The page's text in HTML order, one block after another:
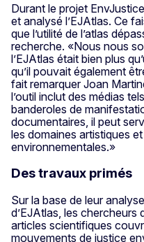
Durant le projet
et analysé l’EJAtlas. Ce
que l’utilité de l’atlas
recherche. «Nous nous
l’EJAtlas était bien plus
qu’il pouvait également
fait remarquer Joan
l’outil inclut des médias
banderoles de
documentaires, il peut
les domaines artistiques
environnementales.»
Des travaux primés
Sur la base de leur
d’EJAtlas, les chercheurs
articles scientifiques
mouvements de justice